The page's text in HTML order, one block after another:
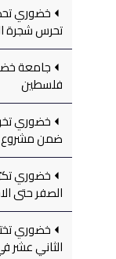
خضوري
تحرس شجرة
جامعة
فلسطين
خضوري
ضمن مشروع TVETCQ
خضوري
الصفر حتى
خضوري
الثاني عشر